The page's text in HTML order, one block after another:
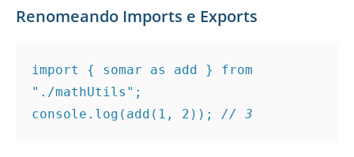
Renomeando Imports e Exports
import { somar as add } from
"./mathUtils";
console.log(add(1, 2)); // 3